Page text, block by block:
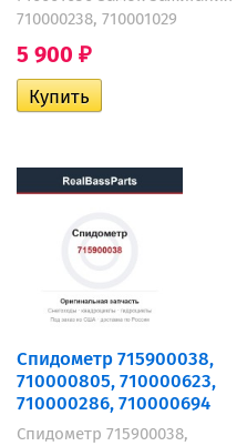
710000238, 710001029
5 900 ₽
Спидометр 715900038,
710000805, 710000623,
710000286, 710000694
Спидометр 715900038,